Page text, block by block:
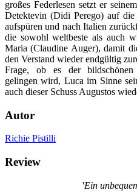
großes Federlesen setzt er
Detektevin (Didi Perego) auf
aufspüren und nach Italien
die sowohl weltbeste als auch
Maria (Claudine Auger), damit
den Verstand wieder endgültig
Frage, ob es der bildschönen
gelingen wird, Luca im Sinne
auch dieser Schuss Augustos
Autor
Richie Pistilli
Review
'Ein